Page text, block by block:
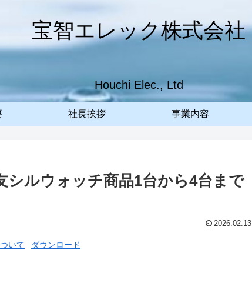
宝智エレック株式会社
Houchi Elec., Ltd
社長挨拶 事業内容
シルウォッチ商品1台から4台まで
2026.02.13
いて ダウンロード